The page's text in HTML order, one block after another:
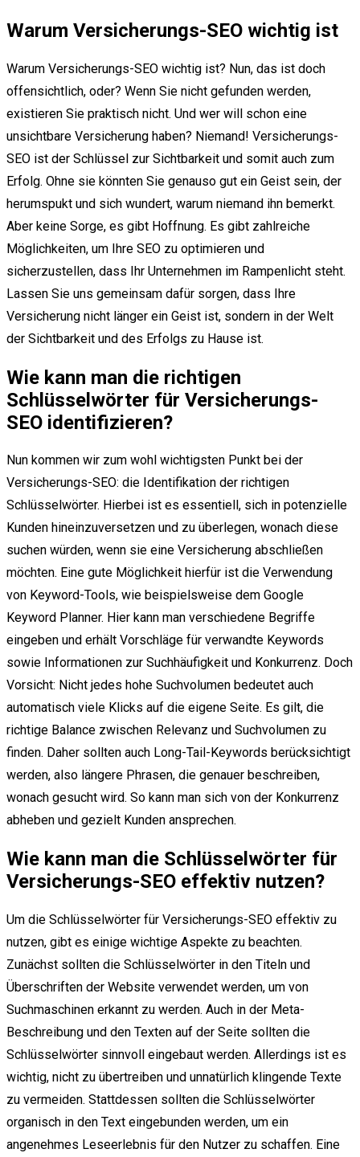
Warum Versicherungs-SEO wichtig ist
Warum Versicherungs-SEO wichtig ist? Nun, das ist doch
offensichtlich, oder? Wenn Sie nicht gefunden werden,
existieren Sie praktisch nicht. Und wer will schon eine
unsichtbare Versicherung haben? Niemand! Versicherungs-
SEO ist der Schlüssel zur Sichtbarkeit und somit auch zum
Erfolg. Ohne sie könnten Sie genauso gut ein Geist sein, der
herumspukt und sich wundert, warum niemand ihn bemerkt.
Aber keine Sorge, es gibt Hoffnung. Es gibt zahlreiche
Möglichkeiten, um Ihre SEO zu optimieren und
sicherzustellen, dass Ihr Unternehmen im Rampenlicht steht.
Lassen Sie uns gemeinsam dafür sorgen, dass Ihre
Versicherung nicht länger ein Geist ist, sondern in der Welt
der Sichtbarkeit und des Erfolgs zu Hause ist.
Wie kann man die richtigen
Schlüsselwörter für Versicherungs-
SEO identifizieren?
Nun kommen wir zum wohl wichtigsten Punkt bei der
Versicherungs-SEO: die Identifikation der richtigen
Schlüsselwörter. Hierbei ist es essentiell, sich in potenzielle
Kunden hineinzuversetzen und zu überlegen, wonach diese
suchen würden, wenn sie eine Versicherung abschließen
möchten. Eine gute Möglichkeit hierfür ist die Verwendung
von Keyword-Tools, wie beispielsweise dem Google
Keyword Planner. Hier kann man verschiedene Begriffe
eingeben und erhält Vorschläge für verwandte Keywords
sowie Informationen zur Suchhäufigkeit und Konkurrenz. Doch
Vorsicht: Nicht jedes hohe Suchvolumen bedeutet auch
automatisch viele Klicks auf die eigene Seite. Es gilt, die
richtige Balance zwischen Relevanz und Suchvolumen zu
finden. Daher sollten auch Long-Tail-Keywords berücksichtigt
werden, also längere Phrasen, die genauer beschreiben,
wonach gesucht wird. So kann man sich von der Konkurrenz
abheben und gezielt Kunden ansprechen.
Wie kann man die Schlüsselwörter für
Versicherungs-SEO effektiv nutzen?
Um die Schlüsselwörter für Versicherungs-SEO effektiv zu
nutzen, gibt es einige wichtige Aspekte zu beachten.
Zunächst sollten die Schlüsselwörter in den Titeln und
Überschriften der Website verwendet werden, um von
Suchmaschinen erkannt zu werden. Auch in der Meta-
Beschreibung und den Texten auf der Seite sollten die
Schlüsselwörter sinnvoll eingebaut werden. Allerdings ist es
wichtig, nicht zu übertreiben und unnatürlich klingende Texte
zu vermeiden. Stattdessen sollten die Schlüsselwörter
organisch in den Text eingebunden werden, um ein
angenehmes Leseerlebnis für den Nutzer zu schaffen. Eine